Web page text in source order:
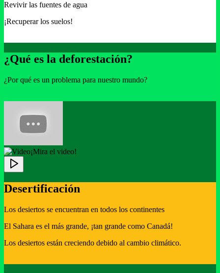
Revivir las fuentes de agua
¡Recuperar los suelos!
¿Qué es la deforestación?
¿Por qué es un problema para nuestro mundo?
¡Mira el video!
Desertificación
Los desiertos se encuentran en todos los continentes
El Sahara es el más grande, ¡tan grande como Canadá!
Los desiertos están creciendo debido al cambio climático.